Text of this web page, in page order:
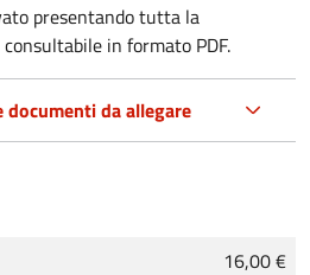
presentando tutta la
in formato PDF.
da allegare
16,00 €